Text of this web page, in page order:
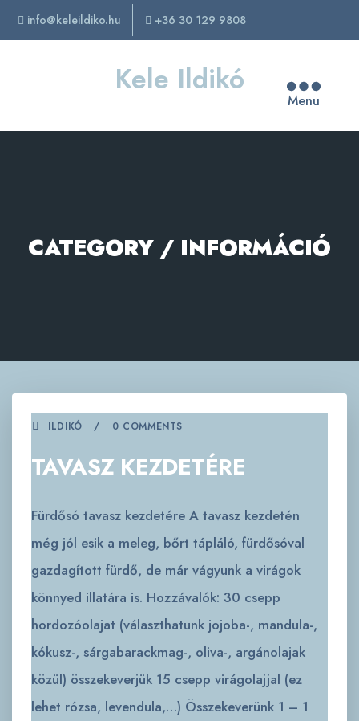
info@keleildiko.hu +36 30 129 9808
Kele Ildikó
Menu
CATEGORY / INFORMÁCIÓ
ILDIKÓ 0 COMMENTS
TAVASZ KEZDETÉRE
Fürdősó tavasz kezdetére A tavasz kezdetén
még jól esik a meleg, bőrt tápláló, fürdősóval
gazdagított fürdő, de már vágyunk a virágok
könnyed illatára is. Hozzávalók: 30 csepp
hordozóolajat (választhatunk jojoba-, mandula-,
kókusz-, sárgabarackmag-, oliva-, argánolajak
közül) összekeverjük 15 csepp virágolajjal (ez
lehet rózsa, levendula,…) Összekeverünk 1 – 1